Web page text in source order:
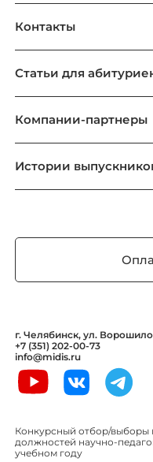
Контакты
Статьи для
Компании-партнеры
Истории
г. Челябинск, ул.
+7 (351) 202-00-73
info@midis.ru
Конкурсный отбор/выборы
должностей научно-
учебном году